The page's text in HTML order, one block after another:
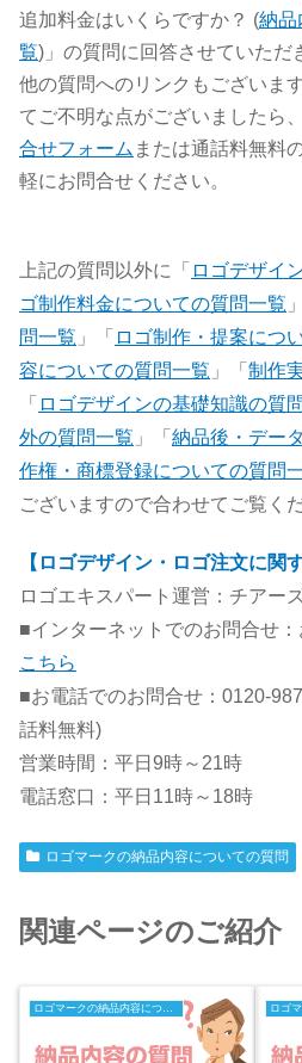
追加料金はいくらですか？ (納品
覧)」の質問に回答させていただ
他の質問へのリンクもございま
てご不明な点がございましたら
合せフォーム または通話料無料
軽にお問合せください。
上記の質問以外に「 ロゴデザイ
ゴ制作料金についての質問一覧
問一覧 」「 ロゴ制作・提案につ
容についての質問一覧 」「 制作
「 ロゴデザインの基礎知識の質
外の質問一覧 」「 納品後・デー
作権・商標登録についての質問
ございますので合わせてご覧くだ
【ロゴデザイン・ロゴ注文に関
ロゴエキスパート運営：チアー
■インターネットでのお問合せ
こちら
■お電話でのお問合せ：0120-
話料無料)
営業時間：平日9時～21時
電話窓口：平日11時～18時
ロゴマークの納品内容についての質問
関連ページのご紹介